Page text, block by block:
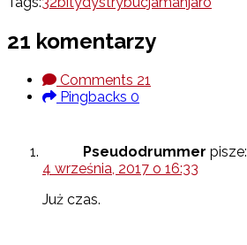
21 komentarzy
Comments 21
Pingbacks 0
Pseudodrummer pisze:
4 września, 2017 o 16:33
Już czas.